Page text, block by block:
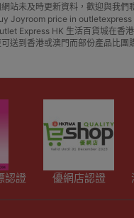
站未及時更新資料，歡迎與我們
Joyroom price in
Express HK 生活百貨城在香
可送到香港或澳門而部份產品比
認證 優網店認證